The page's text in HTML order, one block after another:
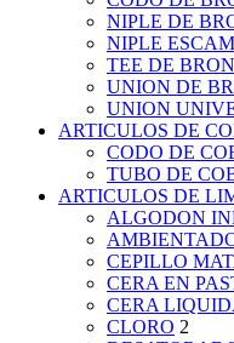
NIPLE DE
NIPLE
TEE DE
UNION DE
UNION
ARTICULOS DE
CODO DE
TUBO DE
ARTICULOS DE
ALGODON
CEPILLO
CERA EN
CERA
CLORO 2